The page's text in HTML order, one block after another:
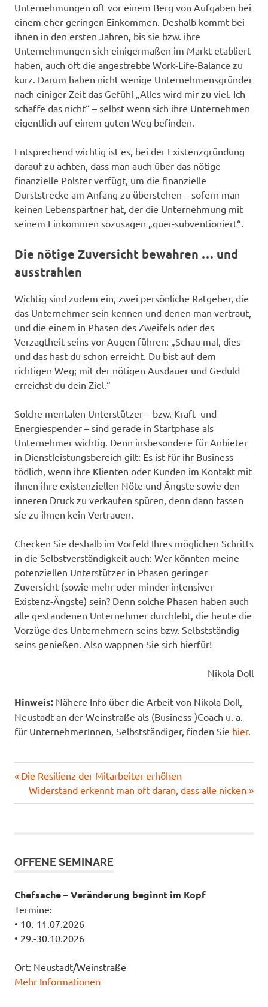
Unternehmungen oft vor einem Berg von Aufgaben bei
einem eher geringen Einkommen. Deshalb kommt bei
ihnen in den ersten Jahren, bis sie bzw. ihre
Unternehmungen sich einigermaßen im Markt etabliert
haben, auch oft die angestrebte Work-Life-Balance zu
kurz. Darum haben nicht wenige Unternehmensgründer
nach einiger Zeit das Gefühl „Alles wird mir zu viel. Ich
schaffe das nicht“ – selbst wenn sich ihre Unternehmen
eigentlich auf einem guten Weg befinden.
Entsprechend wichtig ist es, bei der Existenzgründung
darauf zu achten, dass man auch über das nötige
finanzielle Polster verfügt, um die finanzielle
Durststrecke am Anfang zu überstehen – sofern man
keinen Lebenspartner hat, der die Unternehmung mit
seinem Einkommen sozusagen „quer-subventioniert“.
Die nötige Zuversicht bewahren … und
ausstrahlen
Wichtig sind zudem ein, zwei persönliche Ratgeber, die
das Unternehmer-sein kennen und denen man vertraut,
und die einem in Phasen des Zweifels oder des
Verzagtheit-seins vor Augen führen: „Schau mal, dies
und das hast du schon erreicht. Du bist auf dem
richtigen Weg; mit der nötigen Ausdauer und Geduld
erreichst du dein Ziel.“
Solche mentalen Unterstützer – bzw. Kraft- und
Energiespender – sind gerade in Startphase als
Unternehmer wichtig. Denn insbesondere für Anbieter
in Dienstleistungsbereich gilt: Es ist für ihr Business
tödlich, wenn ihre Klienten oder Kunden im Kontakt mit
ihnen ihre existenziellen Nöte und Ängste sowie den
inneren Druck zu verkaufen spüren, denn dann fassen
sie zu ihnen kein Vertrauen.
Checken Sie deshalb im Vorfeld Ihres möglichen Schritts
in die Selbstverständigkeit auch: Wer könnten meine
potenziellen Unterstützer in Phasen geringer
Zuversicht (sowie mehr oder minder intensiver
Existenz-Ängste) sein? Denn solche Phasen haben auch
alle gestandenen Unternehmer durchlebt, die heute die
Vorzüge des Unternehmern-seins bzw. Selbstständig-
seins genießen. Also wappnen Sie sich hierfür!
Nikola Doll
Hinweis: Nähere Info über die Arbeit von Nikola Doll,
Neustadt an der Weinstraße als (Business-)Coach u. a.
für UnternehmerInnen, Selbstständiger, finden Sie hier.
Unternehmertum
Beitrags-
Navigation
Vorheriger
Beitrag:
Die Resilienz der Mitarbeiter erhöhen
Nächster
Beitrag:
Widerstand erkennt man oft daran, dass alle nicken
OFFENE SEMINARE
Chefsache – Veränderung beginnt im Kopf
Termine:
• 10.-11.07.2026
• 29.-30.10.2026
Ort: Neustadt/Weinstraße
Mehr Informationen